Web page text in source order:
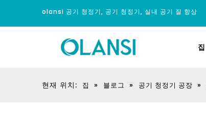
olansi 공기 청정기, 공기 청정기, 실내 공기 질 향상
집
현재 위치: 집 » 블로그 » 공기 청정기 공장 »